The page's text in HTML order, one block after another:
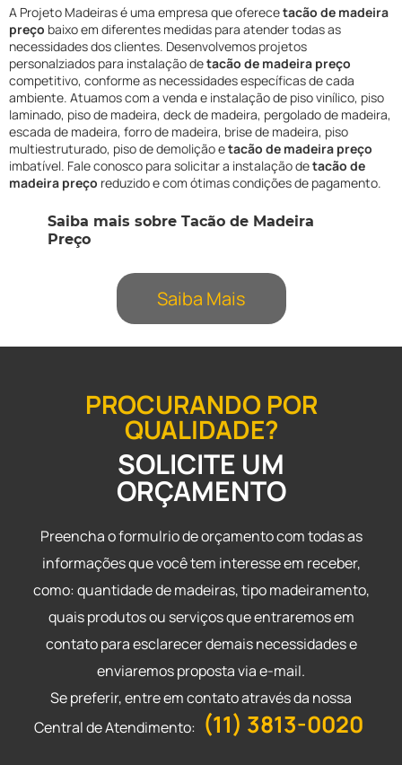
A Projeto Madeiras é uma empresa que oferecetacão de madeira
preço baixo em diferentes medidas para atender todas as
necessidades dos clientes. Desenvolvemos projetos
personalziados para instalação detacão de madeira preço
competitivo, conforme as necessidades específicas de cada
ambiente. Atuamos com a venda e instalação de piso vinílico, piso
laminado, piso de madeira, deck de madeira, pergolado de madeira,
escada de madeira, forro de madeira, brise de madeira, piso
multiestruturado, piso de demolição etacão de madeira preço
imbatível. Fale conosco para solicitar a instalação detacão de
madeira preço reduzido e com ótimas condições de pagamento.
Saiba mais sobre Tacão de Madeira
Preço
Saiba Mais
PROCURANDO POR
QUALIDADE?
SOLICITE UM
ORÇAMENTO
Preencha o formulrio de orçamento com todas as
informações que você tem interesse em receber,
como: quantidade de madeiras, tipo madeiramento,
quais produtos ou serviços que entraremos em
contato para esclarecer demais necessidades e
enviaremos proposta via e-mail.
Se preferir, entre em contato através da nossa
Central de Atendimento: (11) 3813-0020